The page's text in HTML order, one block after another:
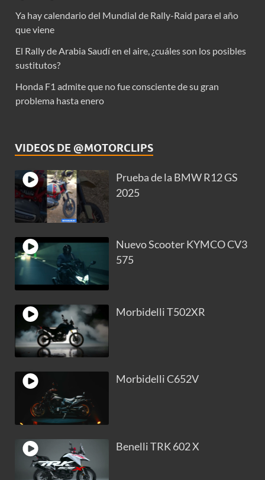
Ya hay calendario del Mundial de Rally-Raid para el año
que viene
El Rally de Arabia Saudí en el aire, ¿cuáles son los posibles
sustitutos?
Honda F1 admite que no fue consciente de su gran
problema hasta enero
VIDEOS DE @MOTORCLIPS
Prueba de la BMW R12 GS
2025
Nuevo Scooter KYMCO CV3
575
Morbidelli T502XR
Morbidelli C652V
Benelli TRK 602 X